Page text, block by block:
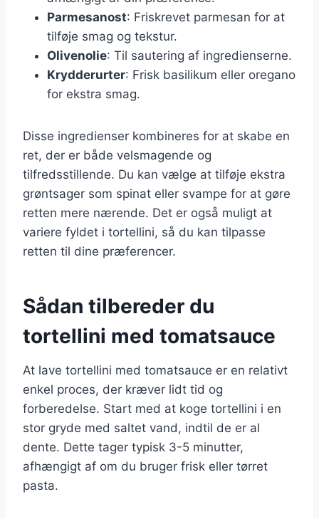
Parmesanost: Friskrevet parmesan for at
tilføje smag og tekstur.
Olivenolie: Til sautering af ingredienserne.
Krydderurter: Frisk basilikum eller oregano
for ekstra smag.
Disse ingredienser kombineres for at skabe en
ret, der er både velsmagende og
tilfredsstillende. Du kan vælge at tilføje ekstra
grøntsager som spinat eller svampe for at gøre
retten mere nærende. Det er også muligt at
variere fyldet i tortellini, så du kan tilpasse
retten til dine præferencer.
Sådan tilbereder du
tortellini med tomatsauce
At lave tortellini med tomatsauce er en relativt
enkel proces, der kræver lidt tid og
forberedelse. Start med at koge tortellini i en
stor gryde med saltet vand, indtil de er al
dente. Dette tager typisk 3-5 minutter,
afhængigt af om du bruger frisk eller tørret
pasta.